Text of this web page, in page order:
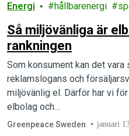
Energi hållbarenergi
Så miljövänliga är
rankningen
Som konsument kan det
reklamslogans och
miljövänlig el. Därför har vi
elbolag och…
Greenpeace Sweden januari